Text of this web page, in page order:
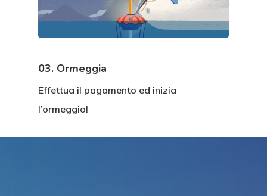
03. Ormeggia
Effettua il pagamento ed inizia
l’ormeggio!